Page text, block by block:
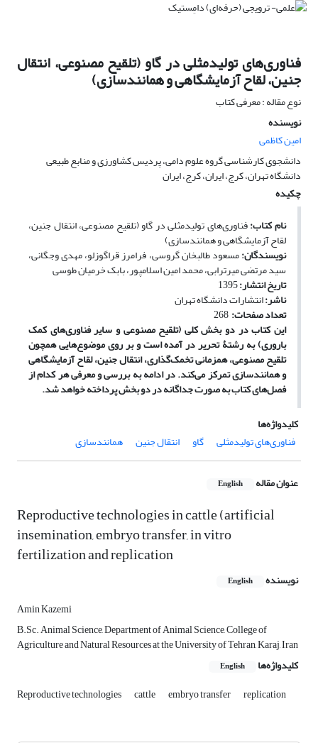
فناوری‌های تولیدمثلی در گاو (تلقیح مصنوعی، انتقال
جنین، لقاح آزمایشگاهی و همانندسازی)
نوع مقاله : معرفی کتاب
نویسنده
امین کاظمی
دانشجوی کارشناسی گروه علوم دامی، پردیس کشاورزی و منابع طبیعی
دانشگاه تهران، کرج، ایران، کرج، ایران
چکیده
نام کتاب:فناوری‌های تولیدمثلی در گاو (تلقیح مصنوعی، انتقال جنین،
لقاح آزمایشگاهی و همانندسازی)
نویسندگان:مسعود طالب­خان گروسی، فرامرز قراگوزلو، مهدی وجگانی،
سید مرتضی میرترابی، محمد امین اسلام­پور، بابک خرمیان طوسی
تاریخ انتشار:1395
ناشر:انتشارات دانشگاه تهران
تعداد صفحات:268
این کتاب در دو بخش کلی (تلقیح مصنوعی و سایر فناوری‌های کمک
باروری) به رشتۀ تحریر در آمده است و بر روی موضوع­‌هایی همچون
تلقیح مصنوعی، همزمانی تخمک‌‌گذاری، انتقال جنین، لقاح آزمایشگاهی
و همانندسازی تمرکز می‌کند. در ادامه به بررسی و معرفی هر کدام از
فصل­‌های کتاب به صورت جداگانه در دو بخش پرداخته خواهد شد.
کلیدواژه‌ها
فناوری‌های تولیدمثلی
گاو انتقال جنین همانندسازی
عنوان مقاله English
Reproductive technologies in cattle (artificial
insemination, embryo transfer, in vitro
fertilization and replication
نویسنده English
Amin Kazemi
B.Sc. Animal Science, Department of Animal Science, College of
Agriculture and Natural Resources at the University of Tehran, Karaj, Iran
کلیدواژه‌ها
English
Reproductive technologies cattle embryo transfer replication